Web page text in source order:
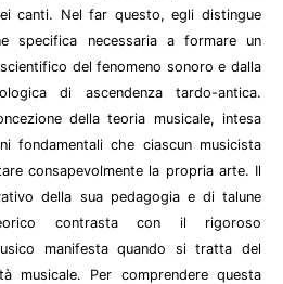
canti. Nel far questo, egli distingue
specifica necessaria a formare un
del fenomeno sonoro e dalla
di ascendenza tardo-antica.
della teoria musicale, intesa
fondamentali che ciascun musicista
consapevolmente la propria arte. Il
della sua pedagogia e di talune
contrasta con il rigoroso
manifesta quando si tratta del
musicale. Per comprendere questa